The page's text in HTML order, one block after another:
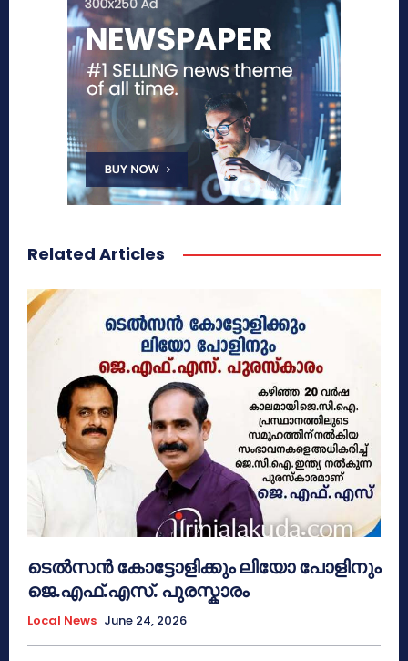
Related Articles
ടെൽസൻ കോട്ടോളിക്കും ലിയോ പോളിനും
ജെ.എഫ്.എസ്. പുരസ്കാരം
Local News June 24, 2026